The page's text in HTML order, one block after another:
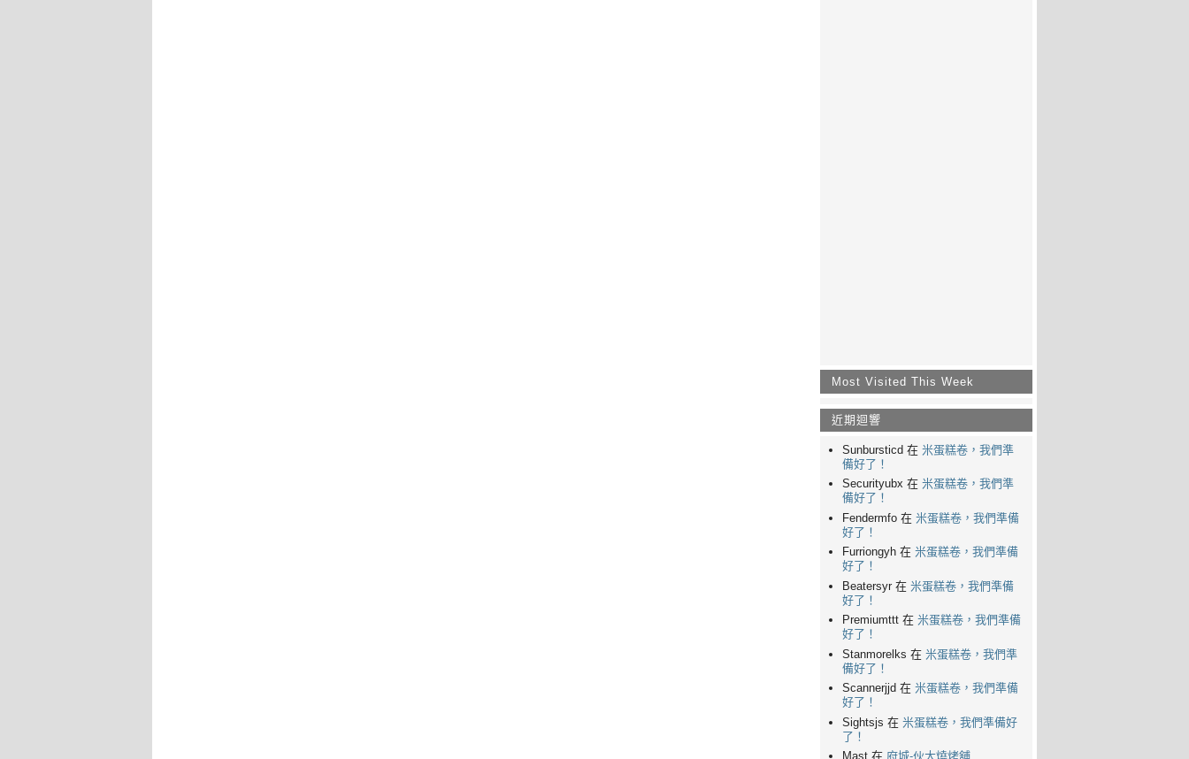
Most Visited This Week
近期迴響
Sunbursticd 在 米蛋糕卷，我們準
備好了！
Securityubx 在 米蛋糕卷，我們準
備好了！
Fendermfo 在 米蛋糕卷，我們準備
好了！
Furriongyh 在 米蛋糕卷，我們準備
好了！
Beatersyr 在 米蛋糕卷，我們準備
好了！
Premiumttt 在 米蛋糕卷，我們準備
好了！
Stanmorelks 在 米蛋糕卷，我們準
備好了！
Scannerjjd 在 米蛋糕卷，我們準備
好了！
Sightsjs 在 米蛋糕卷，我們準備好
了！
Mast 在 府城-伙大燒烤舖